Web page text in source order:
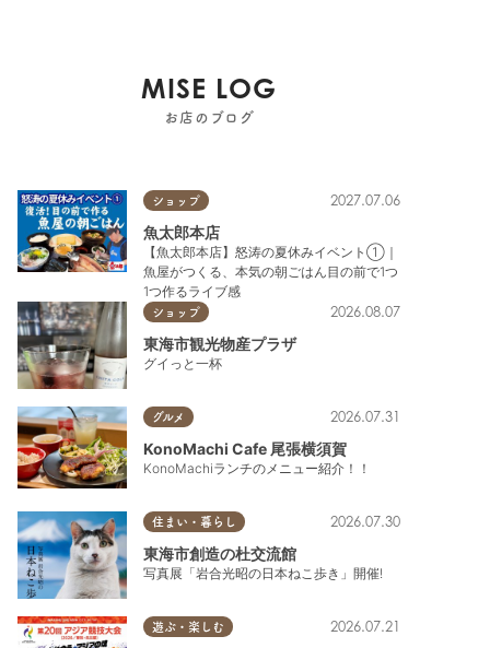
MISE LOG
お店のブログ
ショップ 2027.07.06
魚太郎本店
【魚太郎本店】怒涛の夏休みイベント①｜
魚屋がつくる、本気の朝ごはん目の前で1つ
1つ作るライブ感
ショップ 2026.08.07
東海市観光物産プラザ
グイっと一杯
グルメ 2026.07.31
KonoMachi Cafe 尾張横須賀
KonoMachiランチのメニュー紹介！！
住まい・暮らし 2026.07.30
東海市創造の杜交流館
写真展「岩合光昭の日本ねこ歩き」開催!
遊ぶ・楽しむ 2026.07.21